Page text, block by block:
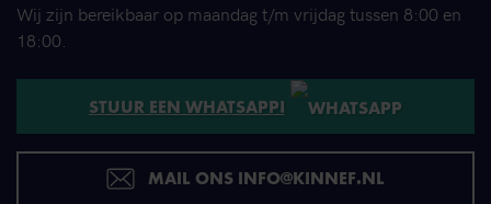
Wij zijn bereikbaar op maandag t/m vrijdag tussen 8:00 en
18:00.
STUUR EEN WHATSAPP!
MAIL ONS INFO@KINNEF.NL